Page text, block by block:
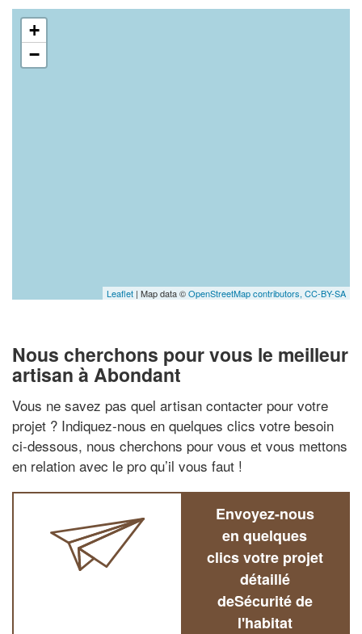
+
−
Leaflet | Map data ©OpenStreetMap contributors, CC-BY-SA
Nous cherchons pour vous le meilleur
artisan à Abondant
Vous ne savez pas quel artisan contacter pour votre
projet ? Indiquez-nous en quelques clics votre besoin
ci-dessous, nous cherchons pour vous et vous mettons
en relation avec le pro qu’il vous faut !
Envoyez-nous
en quelques
clics votre projet
détaillé
deSécurité de
l'habitat